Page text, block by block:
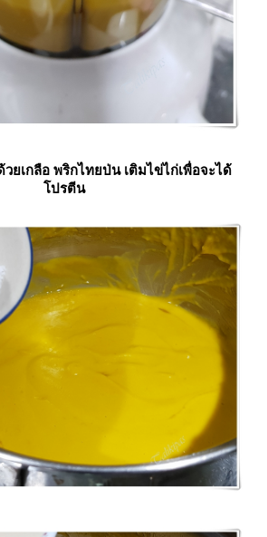
ยเกลือ พริกไทยป่น เติมไข่ไก่เพื่อจะได้
ปรตีน